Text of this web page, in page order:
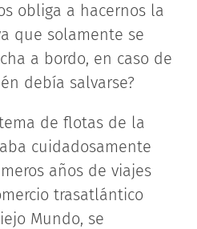
obliga a hacernos la
que solamente se
a bordo, en caso de
debía salvarse?
de flotas de la
cuidadosamente
años de viajes
trasatlántico
Mundo, se